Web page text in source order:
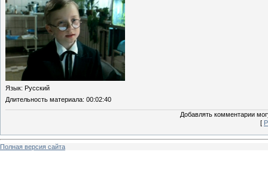
Язык: Русский
Длительность материала: 00:02:40
Добавлять комментарии
[
Полная версия сайта